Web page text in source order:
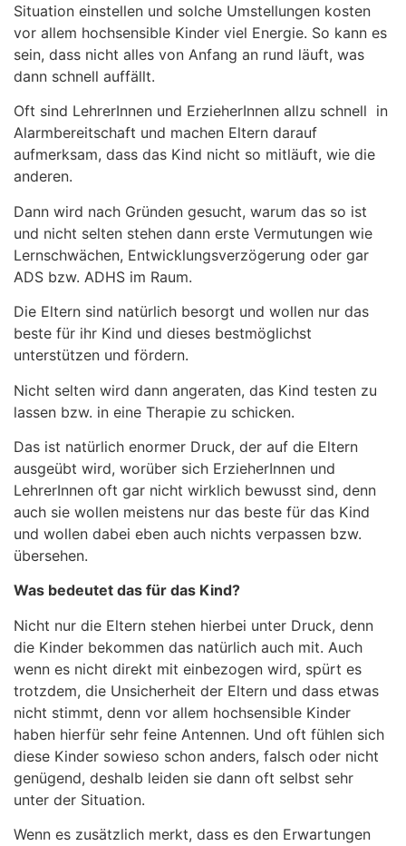
Situation einstellen und solche Umstellungen kosten
vor allem hochsensible Kinder viel Energie. So kann es
sein, dass nicht alles von Anfang an rund läuft, was
dann schnell auffällt.
Oft sind LehrerInnen und ErzieherInnen allzu schnell in
Alarmbereitschaft und machen Eltern darauf
aufmerksam, dass das Kind nicht so mitläuft, wie die
anderen.
Dann wird nach Gründen gesucht, warum das so ist
und nicht selten stehen dann erste Vermutungen wie
Lernschwächen, Entwicklungsverzögerung oder gar
ADS bzw. ADHS im Raum.
Die Eltern sind natürlich besorgt und wollen nur das
beste für ihr Kind und dieses bestmöglichst
unterstützen und fördern.
Nicht selten wird dann angeraten, das Kind testen zu
lassen bzw. in eine Therapie zu schicken.
Das ist natürlich enormer Druck, der auf die Eltern
ausgeübt wird, worüber sich ErzieherInnen und
LehrerInnen oft gar nicht wirklich bewusst sind, denn
auch sie wollen meistens nur das beste für das Kind
und wollen dabei eben auch nichts verpassen bzw.
übersehen.
Was bedeutet das für das Kind?
Nicht nur die Eltern stehen hierbei unter Druck, denn
die Kinder bekommen das natürlich auch mit. Auch
wenn es nicht direkt mit einbezogen wird, spürt es
trotzdem, die Unsicherheit der Eltern und dass etwas
nicht stimmt, denn vor allem hochsensible Kinder
haben hierfür sehr feine Antennen. Und oft fühlen sich
diese Kinder sowieso schon anders, falsch oder nicht
genügend, deshalb leiden sie dann oft selbst sehr
unter der Situation.
Wenn es zusätzlich merkt, dass es den Erwartungen